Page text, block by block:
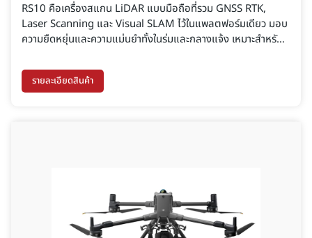
RS10 คือเครื่องสแกน LiDAR แบบมือถือที่รวม GNSS RTK,
Laser Scanning และ Visual SLAM ไว้ในแพลตฟอร์มเดียว มอบ
ความยืดหยุ่นและความแม่นยำทั้งในร่มและกลางแจ้ง เหมาะสำหรับ
Underground Mapping
รายละเอียดสินค้า